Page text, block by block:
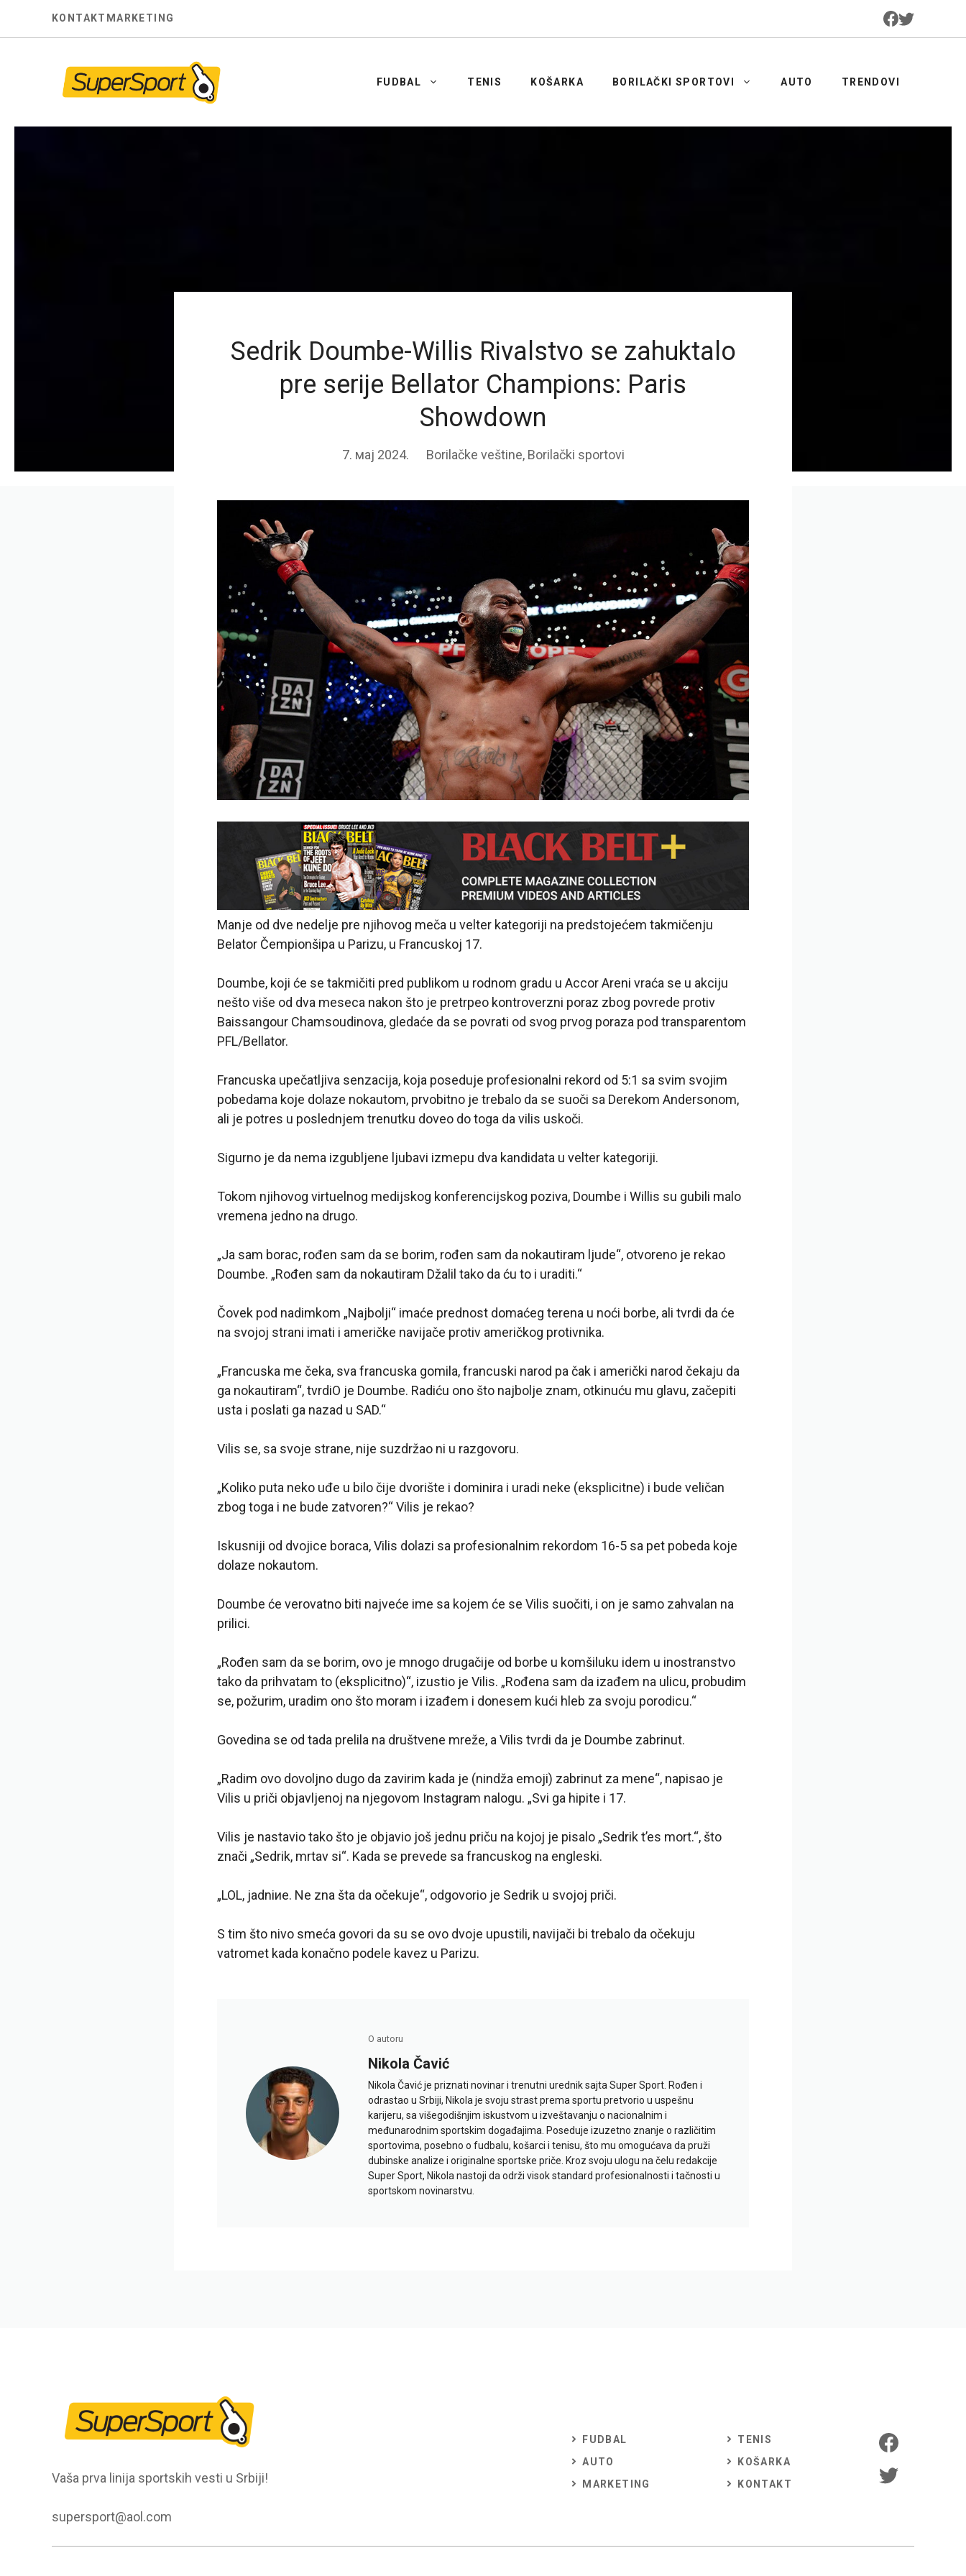
KONTAKT MARKETING
FUDBAL TENIS KOŠARKA BORILAČKI SPORTOVI AUTO TRENDOVI
Sedrik Doumbe-Willis Rivalstvo se zahuktalo
pre serije Bellator Champions: Paris
Showdown
7. мај 2024. Borilačke veštine, Borilački sportovi
Manje od dve nedelje pre njihovog meča u velter kategoriji na predstojećem takmičenju
Belator Čempionšipa u Parizu, u Francuskoj 17.
Doumbe, koji će se takmičiti pred publikom u rodnom gradu u Accor Areni vraća se u akciju
nešto više od dva meseca nakon što je pretrpeo kontroverzni poraz zbog povrede protiv
Baissangour Chamsoudinova, gledaće da se povrati od svog prvog poraza pod transparentom
PFL/Bellator.
Francuska upečatljiva senzacija, koja poseduje profesionalni rekord od 5:1 sa svim svojim
pobedama koje dolaze nokautom, prvobitno je trebalo da se suoči sa Derekom Andersonom,
ali je potres u poslednjem trenutku doveo do toga da vilis uskoči.
Sigurno je da nema izgubljene ljubavi izmeрu dva kandidata u velter kategoriji.
Tokom njihovog virtuelnog medijskog konferencijskog poziva, Doumbe i Willis su gubili malo
vremena jedno na drugo.
„Ja sam borac, rođen sam da se borim, rođen sam da nokautiram ljude“, otvoreno je rekao
Doumbe. „Rođen sam da nokautiram Džalil tako da ću to i uraditi.“
Čovek pod nadimkom „Najbolji“ imaće prednost domaćeg terena u noći borbe, ali tvrdi da će
na svojoj strani imati i američke navijače protiv američkog protivnika.
„Francuska me čeka, sva francuska gomila, francuski narod pa čak i američki narod čekaju da
ga nokautiram“, tvrdiO je Doumbe. Radiću ono što najbolje znam, otkinuću mu glavu, začepiti
usta i poslati ga nazad u SAD.“
Vilis se, sa svoje strane, nije suzdržao ni u razgovoru.
„Koliko puta neko uđe u bilo čije dvorište i dominira i uradi neke (eksplicitne) i bude veličan
zbog toga i ne bude zatvoren?“ Vilis je rekao?
Iskusniji od dvojice boraca, Vilis dolazi sa profesionalnim rekordom 16-5 sa pet pobeda koje
dolaze nokautom.
Doumbe će verovatno biti najveće ime sa kojem će se Vilis suočiti, i on je samo zahvalan na
prilici.
„Rođen sam da se borim, ovo je mnogo drugačije od borbe u komšiluku idem u inostranstvo
tako da prihvatam to (eksplicitno)“, izustio je Vilis. „Rođena sam da izađem na ulicu, probudim
se, požurim, uradim ono što moram i izađem i donesem kući hleb za svoju porodicu.“
Govedina se od tada prelila na društvene mreže, a Vilis tvrdi da je Doumbe zabrinut.
„Radim ovo dovoljno dugo da zavirim kada je (nindža emoji) zabrinut za mene“, napisao je
Vilis u priči objavljenoj na njegovom Instagram nalogu. „Svi ga hipite i 17.
Vilis je nastavio tako što je objavio još jednu priču na kojoj je pisalo „Sedrik t’es mort.“, što
znači „Sedrik, mrtav si“. Kada se prevede sa francuskog na engleski.
„LOL, jadniиe. Ne zna šta da očekuje“, odgovorio je Sedrik u svojoj priči.
S tim što nivo smeća govori da su se ovo dvoje upustili, navijači bi trebalo da očekuju
vatromet kada konačno podele kavez u Parizu.
O autoru
Nikola Čavić
Nikola Čavić je priznati novinar i trenutni urednik sajta Super Sport. Rođen i
odrastao u Srbiji, Nikola je svoju strast prema sportu pretvorio u uspešnu
karijeru, sa višegodišnjim iskustvom u izveštavanju o nacionalnim i
međunarodnim sportskim događajima. Poseduje izuzetno znanje o različitim
sportovima, posebno o fudbalu, košarci i tenisu, što mu omogućava da pruži
dubinske analize i originalne sportske priče. Kroz svoju ulogu na čelu redakcije
Super Sport, Nikola nastoji da održi visok standard profesionalnosti i tačnosti u
sportskom novinarstvu.
Vaša prva linija sportskih vesti u Srbiji!
supersport@aol.com
FUDBAL
AUTO
MARKETING
TENIS
KOŠARKA
KONTAKT